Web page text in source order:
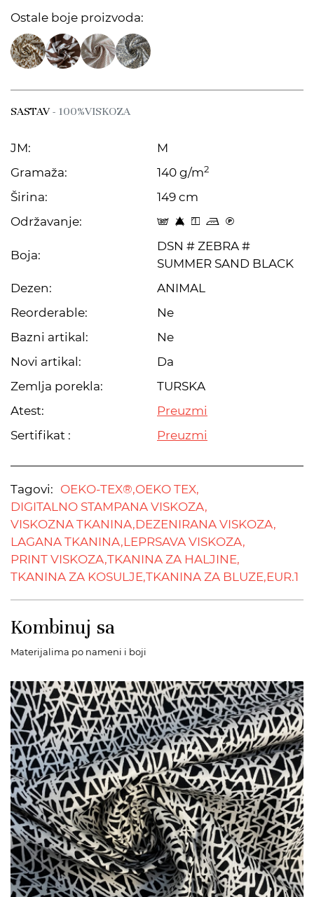
Ostale boje proizvoda:
SASTAV- 100%VISKOZA
JM:
M
Gramaža:
140 g/m2
Širina:
149 cm
Održavanje:
s 8 y p C
Boja:
DSN # ZEBRA #
SUMMER SAND BLACK
Dezen:
ANIMAL
Reorderable:
Ne
Bazni artikal:
Ne
Novi artikal:
Da
Zemlja porekla:
TURSKA
Atest:
Preuzmi
Sertifikat :
Preuzmi
Tagovi: OEKO-TEX®,OEKO TEX,
DIGITALNO STAMPANA VISKOZA,
VISKOZNA TKANINA,DEZENIRANA VISKOZA,
LAGANA TKANINA,LEPRSAVA VISKOZA,
PRINT VISKOZA,TKANINA ZA HALJINE,
TKANINA ZA KOSULJE,TKANINA ZA BLUZE,EUR.1
Kombinuj sa
Materijalima po nameni i boji